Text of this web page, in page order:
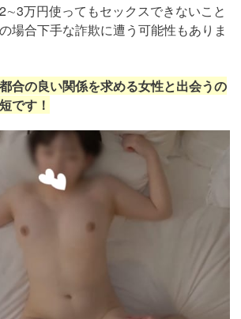
万円使ってもセックスできないこと
場合下手な詐欺に遭う可能性もありま
合の良い関係を求める女性と出会うの
です！